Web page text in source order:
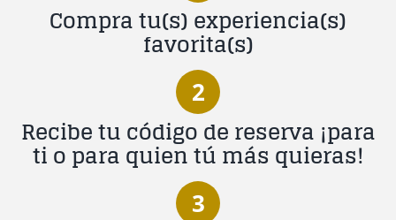
Compra tu(s) experiencia(s)
favorita(s)
2
Recibe tu código de reserva ¡para
ti o para quien tú más quieras!
3